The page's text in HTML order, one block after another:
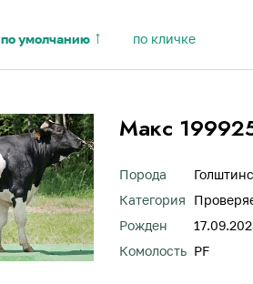
по умолчанию по кличке
Макс
Порода
Категория
Рожден
Комолость PF